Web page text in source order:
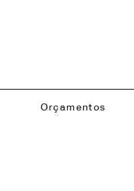
Orçamentos